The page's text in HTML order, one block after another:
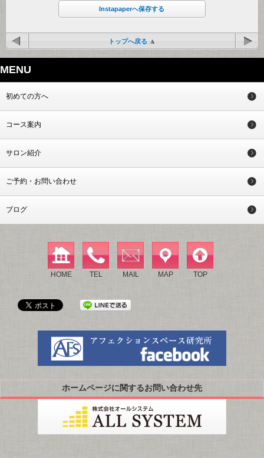
Instapaperへ保存する
トップへ戻る
MENU
初めての方へ
コース案内
サロン紹介
ご予約・お問い合わせ
ブログ
HOME TEL MAIL MAP TOP
ホームページに関するお問い合わせ先